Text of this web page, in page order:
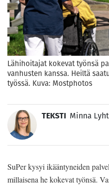
Lähihoitajat kokevat työnsä
vanhusten kanssa. Heiltä
työssä. Kuva: Mostphotos
TEKSTI Minna
SuPer kysyi ikääntyneiden
millaisena he kokevat työnsä.